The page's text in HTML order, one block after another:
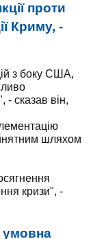
проти
Криму, -
з боку США,
- сказав він,
шляхом
кризи", -
умовна